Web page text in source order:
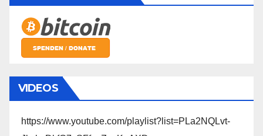
VIDEOS
https://www.youtube.com/playlist?list=PLa2NQLvt-